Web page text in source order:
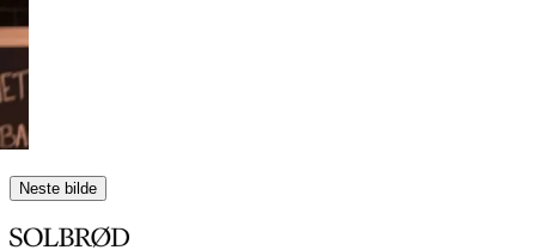
Neste bilde